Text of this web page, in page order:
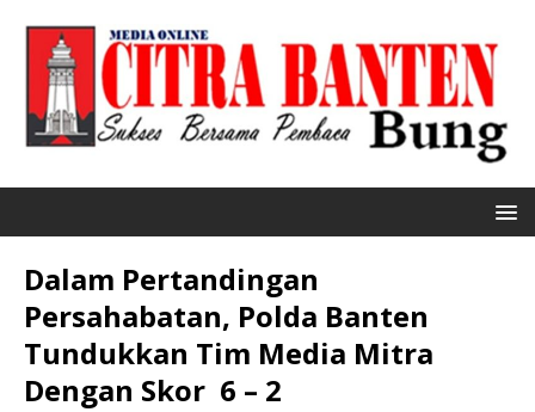
Dalam Pertandingan
Persahabatan, Polda Banten
Tundukkan Tim Media Mitra
Dengan Skor 6 – 2